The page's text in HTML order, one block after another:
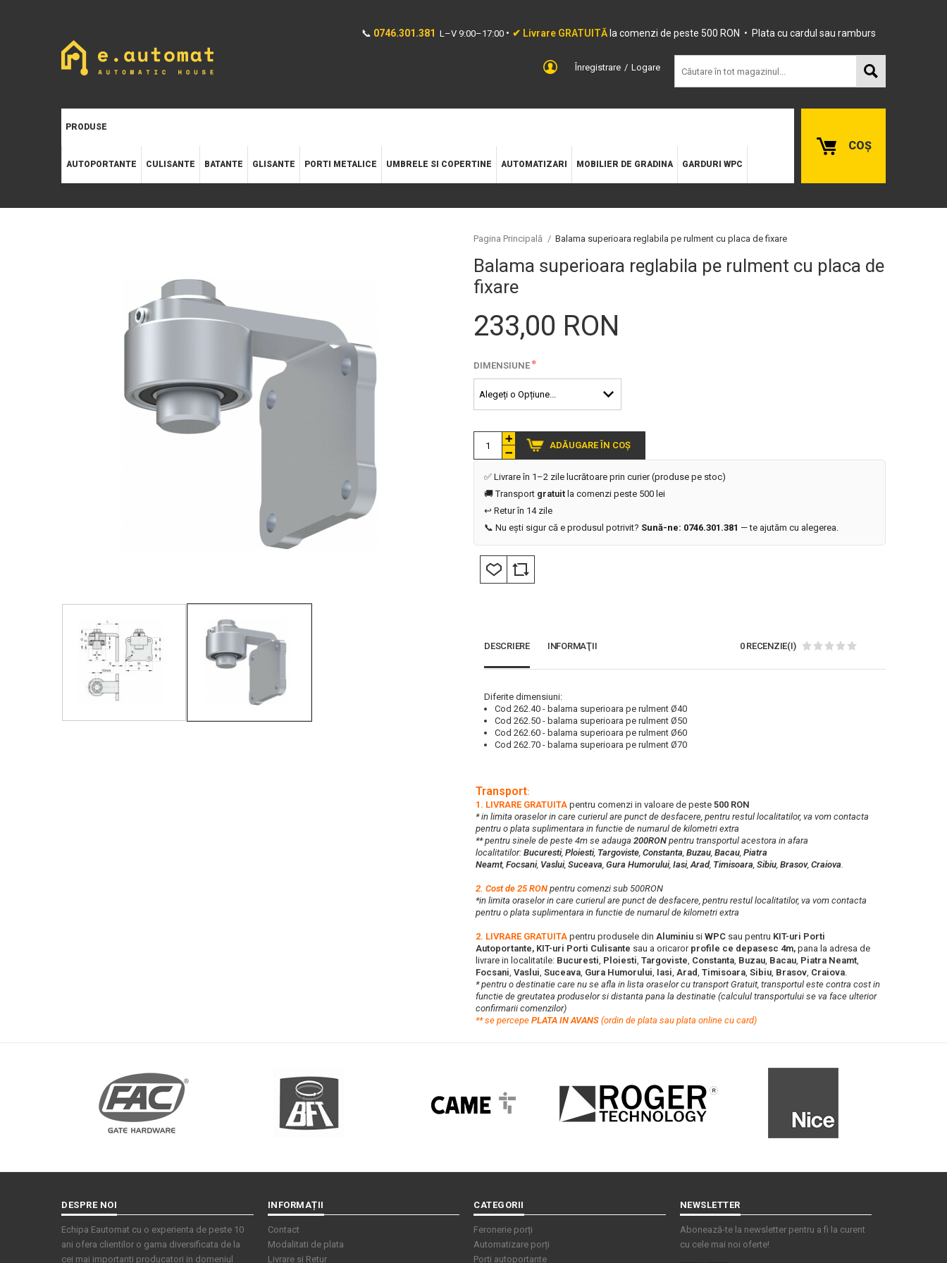
📞 0746.301.381 L–V 9:00–17:00 • ✔ Livrare GRATUITĂ la comenzi de peste 500 RON • Plata cu cardul sau ramburs
Înregistrare Logare
PRODUSE
AUTOPORTANTE CULISANTE BATANTE GLISANTE PORTI METALICE UMBRELE SI COPERTINE AUTOMATIZARI MOBILIER DE GRADINA GARDURI WPC
COȘ
Pagina Principală / Balama superioara reglabila pe rulment cu placa de fixare
Balama superioara reglabila pe rulment cu placa de
fixare
233,00 RON
*
DIMENSIUNE
ADĂUGARE ÎN COȘ
✅ Livrare în 1–2 zile lucrătoare prin curier (produse pe stoc)
🚚 Transport gratuit la comenzi peste 500 lei
↩️ Retur în 14 zile
📞 Nu ești sigur că e produsul potrivit? Sună-ne: 0746.301.381 — te ajutăm cu alegerea.
DESCRIERE INFORMAŢII 0 RECENZIE(I)
Diferite dimensiuni:
Cod 262.40 - balama superioara pe rulment Ø40
Cod 262.50 - balama superioara pe rulment Ø50
Cod 262.60 - balama superioara pe rulment Ø60
Cod 262.70 - balama superioara pe rulment Ø70
Transport:
1. LIVRARE GRATUITA pentru comenzi in valoare de peste 500 RON
* in limita oraselor in care curierul are punct de desfacere, pentru restul localitatilor, va vom contacta
pentru o plata suplimentara in functie de numarul de kilometri extra
** pentru sinele de peste 4m se adauga 200RON pentru transportul acestora in afara
localitatilor: Bucuresti, Ploiesti, Targoviste, Constanta, Buzau, Bacau, Piatra
Neamt, Focsani, Vaslui, Suceava, Gura Humorului, Iasi,Arad, Timisoara, Sibiu, Brasov, Craiova.
2. Cost de 25 RON pentru comenzi sub 500RON
*in limita oraselor in care curierul are punct de desfacere, pentru restul localitatilor, va vom contacta
pentru o plata suplimentara in functie de numarul de kilometri extra
2. LIVRARE GRATUITA pentru produsele din Aluminiu si WPC sau pentru KIT-uri Porti
Autoportante, KIT-uri Porti Culisante sau a oricarorprofile ce depasesc 4m, pana la adresa de
livrare in localitatile: Bucuresti, Ploiesti, Targoviste, Constanta, Buzau, Bacau, Piatra Neamt,
Focsani, Vaslui, Suceava, Gura Humorului, Iasi, Arad, Timisoara, Sibiu, Brasov, Craiova.
* pentru o destinatie care nu se afla in lista oraselor cu transport Gratuit, transportul este contra cost in
functie de greutatea produselor si distanta pana la destinatie (calculul transportului se va face ulterior
confirmarii comenzilor)
**se percepe PLATA IN AVANS (ordin de plata sau plata online cu card)
DESPRE NOI
Echipa Eautomat cu o experienta de peste 10
ani ofera clientilor o gama diversificata de la
cei mai importanti producatori in domeniul
INFORMAȚII
Contact
Modalitati de plata
Livrare si Retur
CATEGORII
Feronerie porți
Automatizare porți
Porți autoportante
NEWSLETTER
Abonează-te la newsletter pentru a fi la curent
cu cele mai noi oferte!